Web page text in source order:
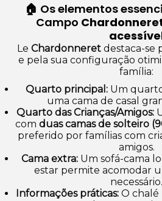
🏠 Os elementos
Campo
Le Chardonneret destaca-se
e pela sua configuração
família:
Quarto principal: Um
uma cama de casal
Quarto das Crianças/Amigos:
com duas camas de solteiro
preferido por famílias com
amigos.
Cama extra: Um sofá-cama
estar permite acomodar
necessário.
Informações práticas: O chalé